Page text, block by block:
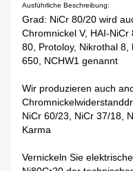
Ausführliche Beschreibung:
Grad: NiCr 80/20 wird
Chromnickel V, HAI-
80, Protoloy, Nikrothal 8,
650, NCHW1 genannt
Wir produzieren auch
NiCr 60/23, NiCr 37/18,
Karma
Vernickeln Sie